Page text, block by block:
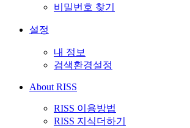
비밀번호 찾기
설정
내 정보
검색환경설정
About RISS
RISS 이용방법
RISS 지식더하기